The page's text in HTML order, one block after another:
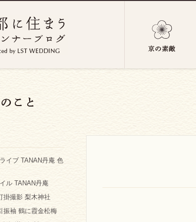
イブ TANAN丹庵 色
ル TANAN丹庵
掛撮影 梨木神社
振袖 鶴に霞金松梅